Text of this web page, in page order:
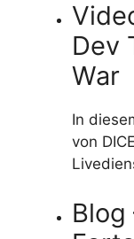
Dev
War
In
von
Blog